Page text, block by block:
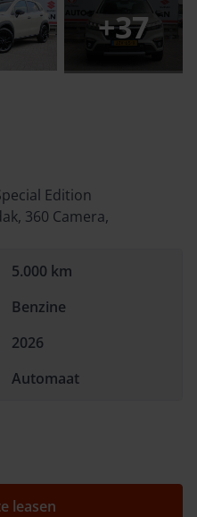
+37
Edition
360 Camera,
5.000 km
Benzine
2026
Automaat
leasen